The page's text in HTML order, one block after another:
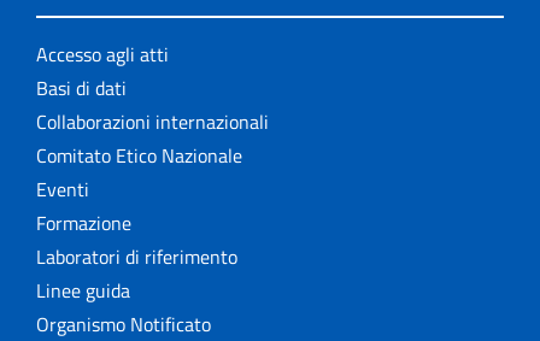
Accesso agli atti
Basi di dati
Collaborazioni internazionali
Comitato Etico Nazionale
Eventi
Formazione
Laboratori di riferimento
Linee guida
Organismo Notificato